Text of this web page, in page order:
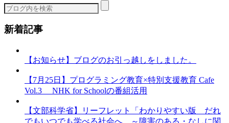
ー
新着記事
【お知らせ】ブログのお引っ越しをしました。
【7月25日】プログラミング教育×特別支援教育 Cafe
Vol.3 NHK for Schoolの番組活用
【文部科学省】リーフレット「わかりやすい版 だれ